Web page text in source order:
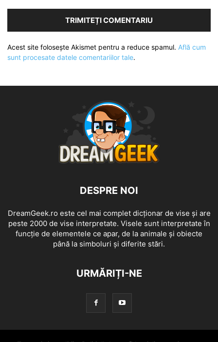
Acest site folosește Akismet pentru a reduce spamul. Află cum
sunt procesate datele comentariilor tale.
DESPRE NOI
DreamGeek.ro este cel mai complet dicționar de vise și are
peste 2000 de vise interpretate. Visele sunt interpretate în
funcție de elementele ce apar, de la animale și obiecte
până la simboluri și diferite stări.
URMĂRIȚI-NE